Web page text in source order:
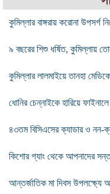
কুমিল্লার বাঙ্গরায় করোনা উপসর্গ
৯ বছরের শিশু ধর্ষিত, কুমিল্লায়
কুমিল্লার লালমাইয়ে তানহা
ধোনির চেন্নাইকে হারিয়ে
৪৩তম বিসিএসের ক্যাডার ও নন-
কিশোর গ্যাং থেকে আপনাদের
আন্তর্জাতিক মা দিবস উপলক্ষ্যে